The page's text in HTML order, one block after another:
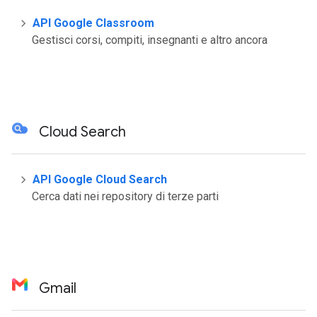
API Google Classroom
Gestisci corsi, compiti, insegnanti e altro ancora
Cloud Search
API Google Cloud Search
Cerca dati nei repository di terze parti
Gmail